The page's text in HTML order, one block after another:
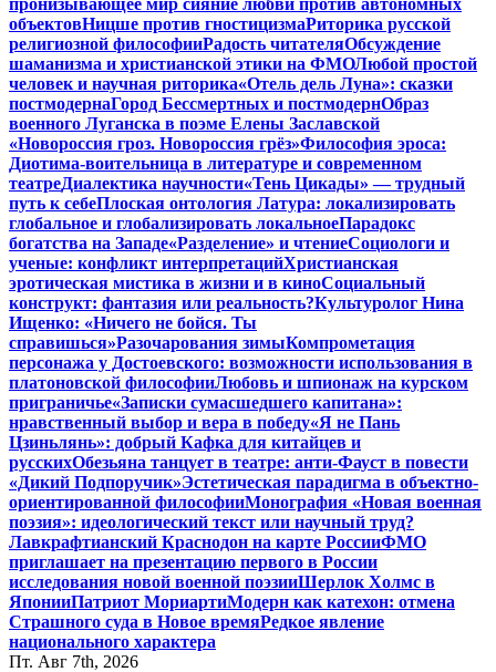
пронизывающее мир сияние любви против автономных
объектовНицше против гностицизмаРиторика русской
религиозной философииРадость читателяОбсуждение
шаманизма и христианской этики на ФМОЛюбой простой
человек и научная риторика«Отель дель Луна»: сказки
постмодернаГород Бессмертных и постмодернОбраз
военного Луганска в поэме Елены Заславской
«Новороссия гроз. Новороссия грёз»Философия эроса:
Диотима-воительница в литературе и современном
театреДиалектика научности«Тень Цикады» — трудный
путь к себеПлоская онтология Латура: локализировать
глобальное и глобализировать локальноеПарадокс
богатства на Западе«Разделение» и чтениеСоциологи и
ученые: конфликт интерпретацийХристианская
эротическая мистика в жизни и в киноСоциальный
конструкт: фантазия или реальность?Культуролог Нина
Ищенко: «Ничего не бойся. Ты
справишься»Разочарования зимыКомпрометация
персонажа у Достоевского: возможности использования в
платоновской философииЛюбовь и шпионаж на курском
приграничье«Записки сумасшедшего капитана»:
нравственный выбор и вера в победу«Я не Пань
Цзиньлянь»: добрый Кафка для китайцев и
русскихОбезьяна танцует в театре: анти-Фауст в повести
«Дикий Подпоручик»Эстетическая парадигма в объектно-
ориентированной философииМонография «Новая военная
поэзия»: идеологический текст или научный труд?
Лавкрафтианский Краснодон на карте РоссииФМО
приглашает на презентацию первого в России
исследования новой военной поэзииШерлок Холмс в
ЯпонииПатриот МориартиМодерн как катехон: отмена
Страшного суда в Новое времяРедкое явление
национального характера
Пт. Авг 7th, 2026